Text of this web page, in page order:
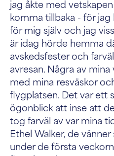
jag åkte med
komma tillbaka - för
för mig själv och jag
är idag hörde hemma
avskedsfester och
avresan. Några av
med mina resväskor
flygplatsen. Det var ett
ögonblick att inse att
tog farväl av var mina
Ethel Walker, de
under de första